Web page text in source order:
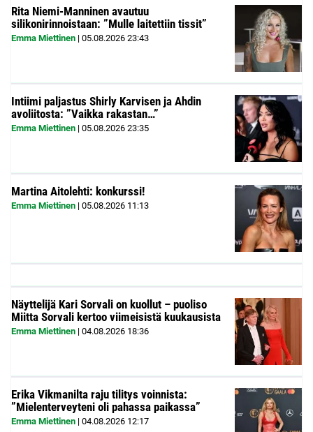
Rita Niemi-Manninen avautuu
silikonirinnoistaan: ”Mulle laitettiin tissit”
Emma Miettinen | 05.08.2026 23:43
Intiimi paljastus Shirly Karvisen ja Ahdin
avoliitosta: ”Vaikka rakastan…”
Emma Miettinen | 05.08.2026 23:35
Martina Aitolehti: konkurssi!
Emma Miettinen | 05.08.2026 11:13
Näyttelijä Kari Sorvali on kuollut – puoliso
Miitta Sorvali kertoo viimeisistä kuukausista
Emma Miettinen | 04.08.2026 18:36
Erika Vikmanilta raju tilitys voinnista:
”Mielenterveyteni oli pahassa paikassa”
Emma Miettinen | 04.08.2026 12:17